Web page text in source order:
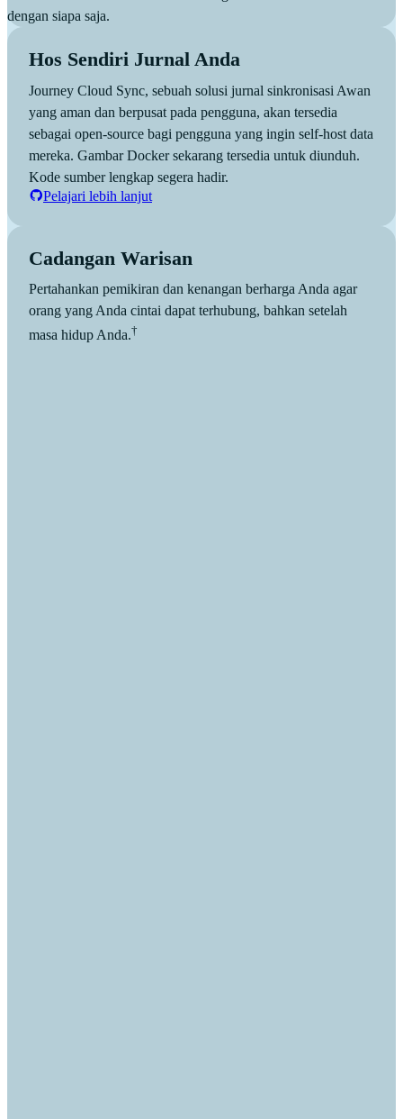
dengan siapa saja.
Hos Sendiri Jurnal Anda
Journey Cloud Sync, sebuah solusi jurnal sinkronisasi Awan
yang aman dan berpusat pada pengguna, akan tersedia
sebagai open-source bagi pengguna yang ingin self-host data
mereka. Gambar Docker sekarang tersedia untuk diunduh.
Kode sumber lengkap segera hadir.
Pelajari lebih lanjut
Cadangan Warisan
Pertahankan pemikiran dan kenangan berharga Anda agar
orang yang Anda cintai dapat terhubung, bahkan setelah
masa hidup Anda.†